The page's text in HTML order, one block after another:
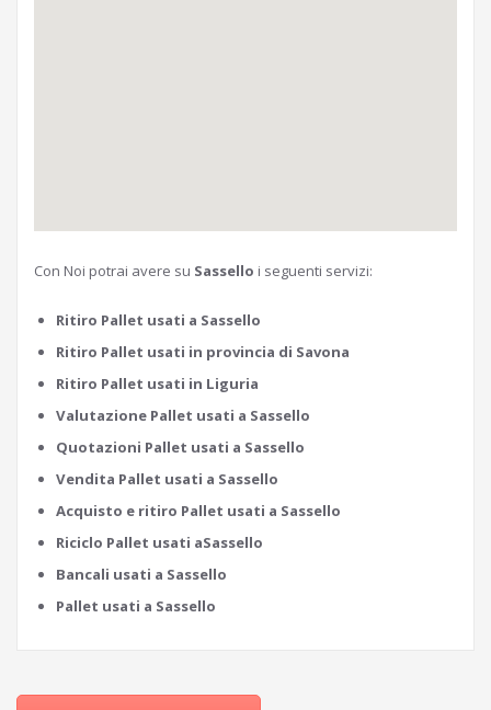
Con Noi potrai avere su Sassello i seguenti servizi:
Ritiro Pallet usati a Sassello
Ritiro Pallet usati in provincia di Savona
Ritiro Pallet usati in Liguria
Valutazione Pallet usati a Sassello
Quotazioni Pallet usati a Sassello
Vendita Pallet usati a Sassello
Acquisto e ritiro Pallet usati a Sassello
Riciclo Pallet usati aSassello
Bancali usati a Sassello
Pallet usati a Sassello